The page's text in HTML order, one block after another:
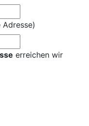
erreichen wir